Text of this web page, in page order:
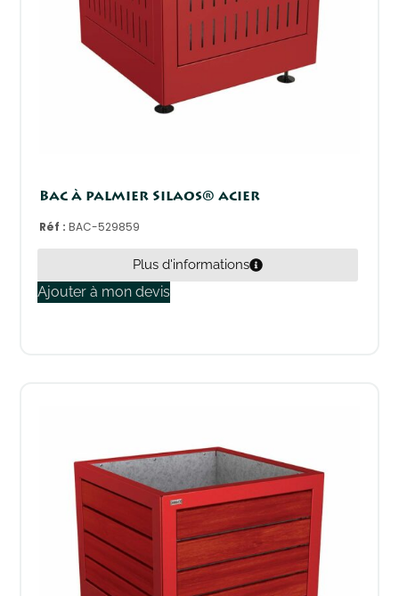
Bac à palmier Silaos® acier
Réf :BAC-529859
Plus d'informations
Ajouter à mon devis